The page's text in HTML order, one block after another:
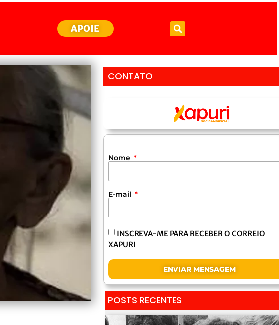
APOIE
CONTATO
Nome
E-mail
INSCREVA-ME PARA RECEBER O CORREIO
XAPURI
ENVIAR MENSAGEM
POSTS RECENTES